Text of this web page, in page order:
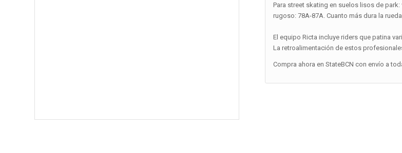
Para street skating en suelos lisos de
rugoso: 78A-87A. Cuanto más dura la
El equipo Ricta incluye riders que patina
La retroalimentación de estos
Compra ahora en StateBCN con envío a